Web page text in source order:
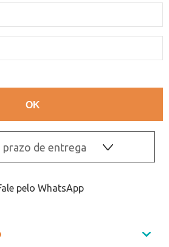
prazo de entrega
pelo WhatsApp